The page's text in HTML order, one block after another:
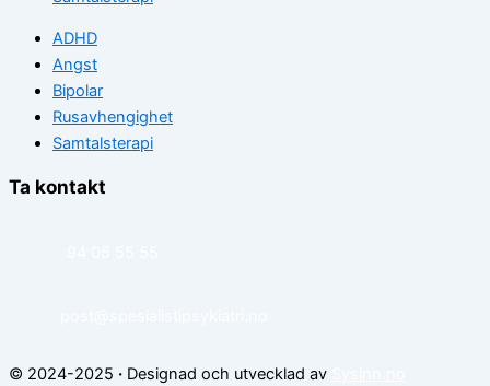
ADHD
Angst
Bipolar
Rusavhengighet
Samtalsterapi
Ta kontakt
© 2024-2025 · Designad och utvecklad av